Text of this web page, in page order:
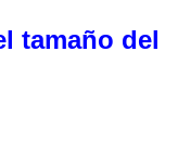
tamaño del